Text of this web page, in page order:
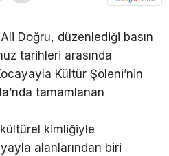
Doğru, düzenlediği basın
tarihleri arasında
Kültür Şöleni’nin
tamamlanan
kimliğiyle
alanlarından biri